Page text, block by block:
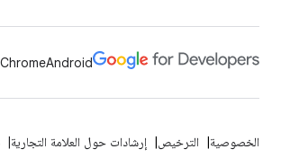
Android
Chrome
الخصوصية الترخيص إرشادات حول العلامة التجارية